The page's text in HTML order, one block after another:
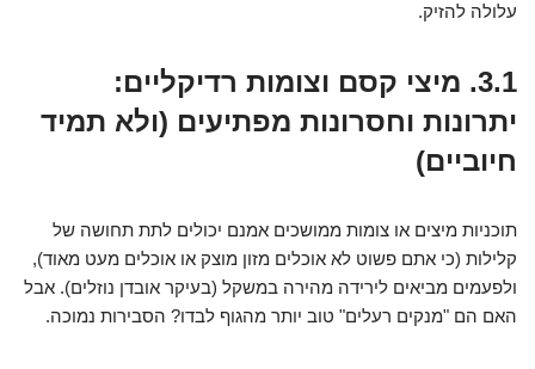
עלולה להזיק.
3.1. מיצי קסם וצומות רדיקליים:
יתרונות וחסרונות מפתיעים (ולא תמיד
חיוביים)
תוכניות מיצים או צומות ממושכים אמנם יכולים לתת תחושה של
קלילות (כי אתם פשוט לא אוכלים מזון מוצק או אוכלים מעט מאוד),
ולפעמים מביאים לירידה מהירה במשקל (בעיקר אובדן נוזלים). אבל
האם הם "מנקים רעלים" טוב יותר מהגוף לבדו? הסבירות נמוכה.